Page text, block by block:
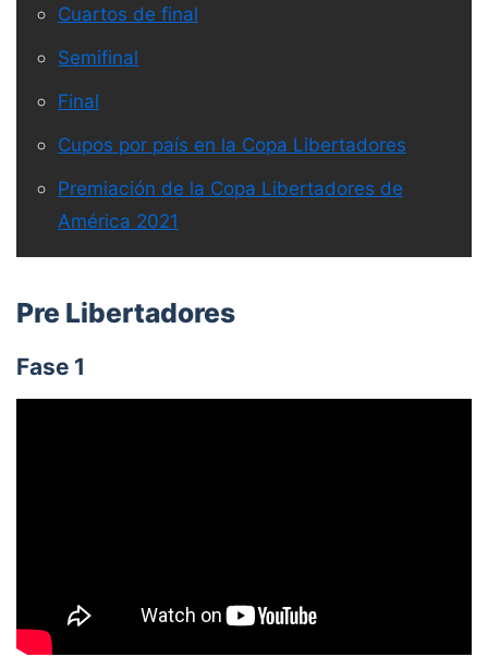
Cuartos de final
Semifinal
Final
Cupos por país en la Copa Libertadores
Premiación de la Copa Libertadores de
América 2021
Pre Libertadores
Fase 1